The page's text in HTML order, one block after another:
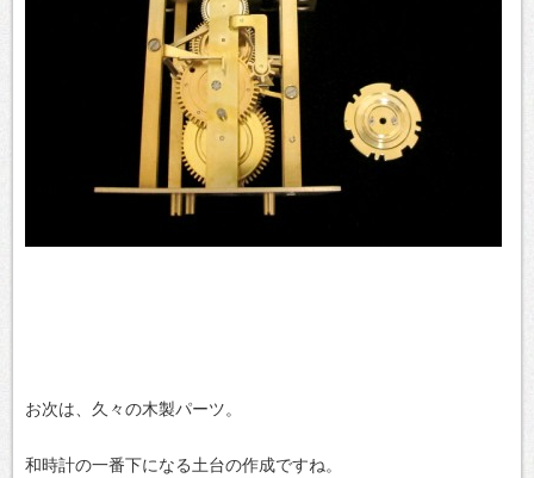
お次は、久々の木製パーツ。
和時計の一番下になる土台の作成ですね。